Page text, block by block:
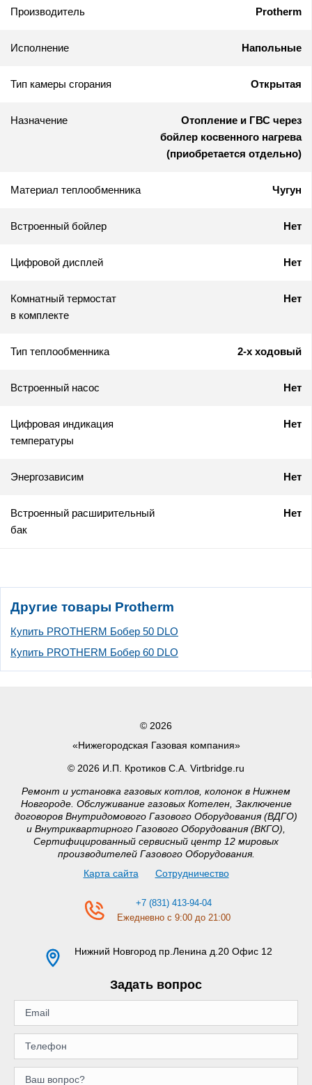
Производитель Protherm
Исполнение Напольные
Тип камеры сгорания Открытая
Назначение
Отопление и ГВС через
бойлер косвенного нагрева
(приобретается отдельно)
Материал теплообменника Чугун
Встроенный бойлер Нет
Цифровой дисплей Нет
Комнатный термостат
в комплекте
Нет
Тип теплообменника 2-х ходовый
Встроенный насос Нет
Цифровая индикация
температуры
Нет
Энергозависим Нет
Встроенный расширительный
бак
Нет
Другие товары Protherm
Купить PROTHERM Бобер 50 DLO
Купить PROTHERM Бобер 60 DLO
© 2026
«Нижегородская Газовая компания»
© 2026 И.П. Кротиков С.А. Virtbridge.ru
Ремонт и установка газовых котлов, колонок в Нижнем
Новгороде. Обслуживание газовых Котелен, Заключение
договоров Внутридомового Газового Оборудования (ВДГО)
и Внутриквартирного Газового Оборудования (ВКГО),
Сертифицированный сервисный центр 12 мировых
производителей Газового Оборудования.
Карта сайта
Сотрудничество
+7 (831) 413-94-04
Ежедневно с 9:00 до 21:00
Нижний Новгород пр.Ленина д.20 Офис 12
Задать вопрос